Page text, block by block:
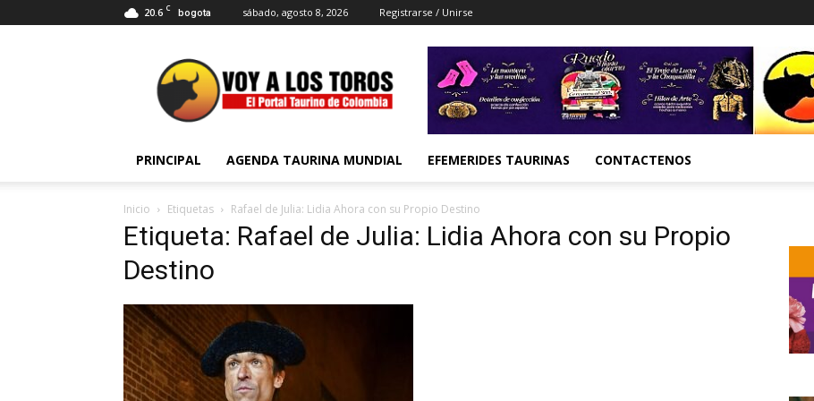
20.6 C bogota sábado, agosto 8, 2026 Registrarse / Unirse
Voy
a
Los
Toros
PRINCIPAL AGENDA TAURINA MUNDIAL EFEMERIDES TAURINAS CONTACTENOS
Inicio Etiquetas Rafael de Julia: Lidia Ahora con su Propio Destino
Etiqueta: Rafael de Julia: Lidia Ahora con su Propio
Destino